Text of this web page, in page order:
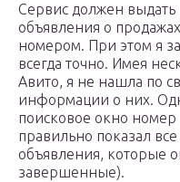
Сервис должен
объявления о
номером. При этом я
всегда точно. Имея
Авито, я не нашла по
информации о них.
поисковое окно
правильно показал
объявления, которые
завершенные).